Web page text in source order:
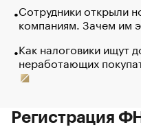
Сотрудники открыли
компаниям. Зачем им
Как налоговики ищут
неработающих
Регистрация